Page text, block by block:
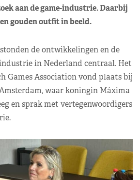
aan de game-industrie. Daarbij
gouden outfit in beeld.
de ontwikkelingen en de
in Nederland centraal. Het
Games Association vond plaats bij
waar koningin Máxima
en sprak met vertegenwoordigers